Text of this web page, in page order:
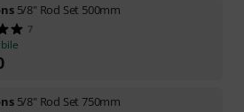
5/8" Rod Set 500mm
7
5/8" Rod Set 750mm